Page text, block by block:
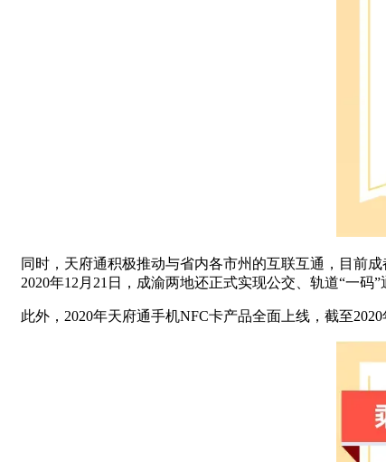
同时，天府通积极推动与省内各市州的互联互通，目前
2020年12月21日，成渝两地还正式实现公交、轨道“一码”
此外，2020年天府通手机NFC卡产品全面上线，截至